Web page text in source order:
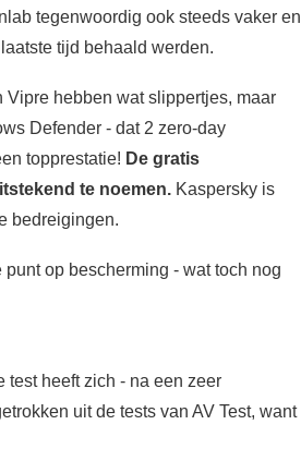
tegenwoordig ook steeds vaker en
tijd behaald werden.
Vipre hebben wat slippertjes, maar
Defender - dat 2 zero-day
topprestatie! De gratis
te noemen. Kaspersky is
bedreigingen.
op bescherming - wat toch nog
test heeft zich - na een zeer
uit de tests van AV Test, want